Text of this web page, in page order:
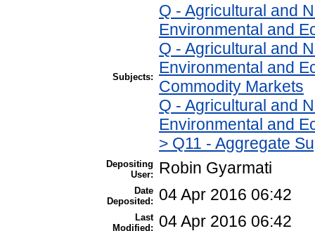
Subjects:
Q - Agricultural and
Environmental and
Q - Agricultural and
Environmental and
Commodity Markets
Q - Agricultural and
Environmental and
> Q11 - Aggregate
Depositing
User:
Robin Gyarmati
Date
Deposited:
04 Apr 2016 06:42
Last
Modified:
04 Apr 2016 06:42